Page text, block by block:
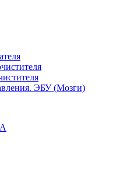
ЭБУ (Мозги)